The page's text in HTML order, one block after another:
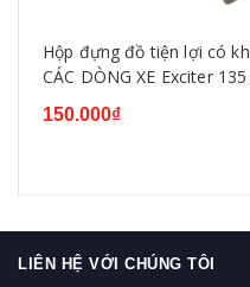
Hộp đựng đồ tiện lợi có
CÁC DÒNG XE Exciter
Exciter 150,WINNER
150.000₫
LIÊN HỆ VỚI CHÚNG TÔI